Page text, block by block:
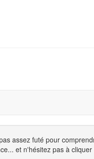
assez futé pour
et n'hésitez pas à